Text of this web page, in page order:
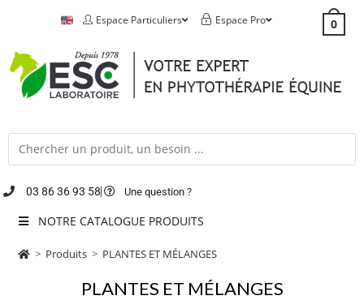
Espace Particuliers Espace Pro 0
03 86 36 93 58 Une question ?
NOTRE CATALOGUE PRODUITS
> Produits > PLANTES ET MÉLANGES
PLANTES ET MÉLANGES